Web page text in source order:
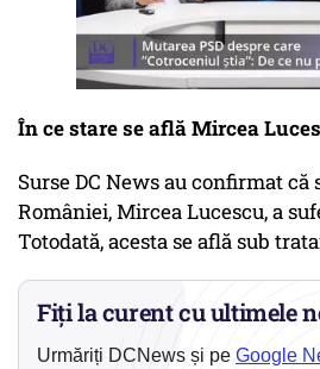
În ce stare se află Mircea
Surse DC News au confirmat
României, Mircea Lucescu, a
Totodată, acesta se află sub
Fiți la curent cu ultimele
Urmăriți DCNews și pe Google